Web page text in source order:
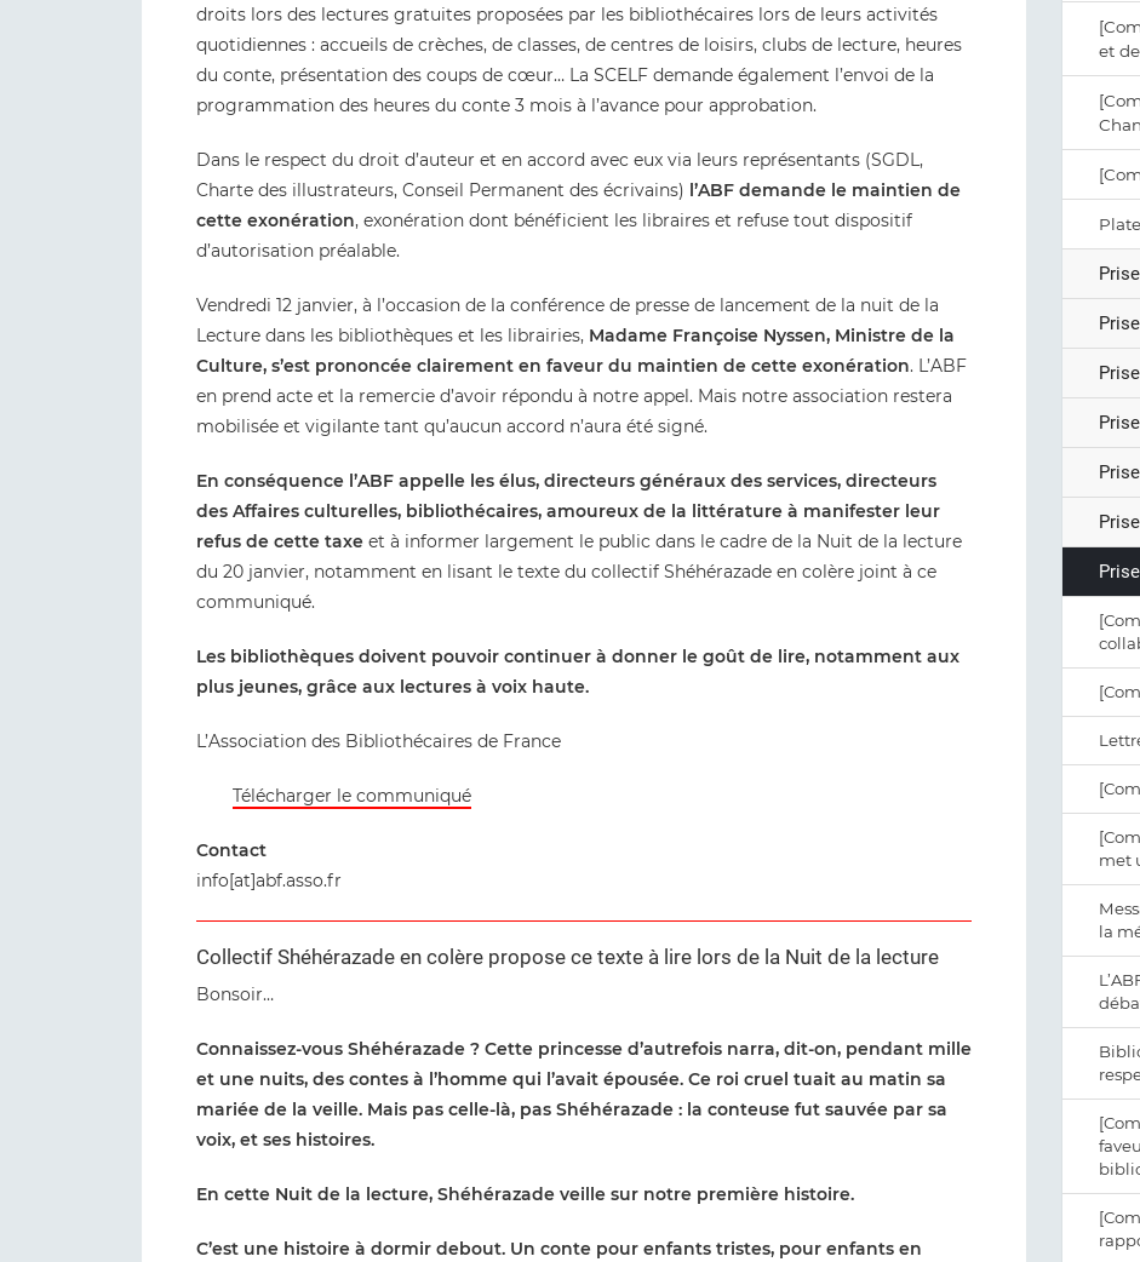
droits lors des lectures gratuites proposées par les bibliothécaires lors de leurs activités
quotidiennes : accueils de crèches, de classes, de centres de loisirs, clubs de lecture, heures
du conte, présentation des coups de cœur… La SCELF demande également l’envoi de la
programmation des heures du conte 3 mois à l’avance pour approbation.
Dans le respect du droit d’auteur et en accord avec eux via leurs représentants (SGDL,
Charte des illustrateurs, Conseil Permanent des écrivains) l’ABF demande le maintien de
cette exonération, exonération dont bénéficient les libraires et refuse tout dispositif
d’autorisation préalable.
Vendredi 12 janvier, à l’occasion de la conférence de presse de lancement de la nuit de la
Lecture dans les bibliothèques et les librairies, Madame Françoise Nyssen, Ministre de la
Culture, s’est prononcée clairement en faveur du maintien de cette exonération. L’ABF
en prend acte et la remercie d’avoir répondu à notre appel. Mais notre association restera
mobilisée et vigilante tant qu’aucun accord n’aura été signé.
En conséquence l’ABF appelle les élus, directeurs généraux des services, directeurs
des Affaires culturelles, bibliothécaires, amoureux de la littérature à manifester leur
refus de cette taxe et à informer largement le public dans le cadre de la Nuit de la lecture
du 20 janvier, notamment en lisant le texte du collectif Shéhérazade en colère joint à ce
communiqué.
Les bibliothèques doivent pouvoir continuer à donner le goût de lire, notamment aux
plus jeunes, grâce aux lectures à voix haute.
L’Association des Bibliothécaires de France
Télécharger le communiqué
Contact
info[at]abf.asso.fr
Collectif Shéhérazade en colère propose ce texte à lire lors de la Nuit de la lecture
Bonsoir…
Connaissez-vous Shéhérazade ? Cette princesse d’autrefois narra, dit-on, pendant mille
et une nuits, des contes à l’homme qui l’avait épousée. Ce roi cruel tuait au matin sa
mariée de la veille. Mais pas celle-là, pas Shéhérazade : la conteuse fut sauvée par sa
voix, et ses histoires.
En cette Nuit de la lecture, Shéhérazade veille sur notre première histoire.
C’est une histoire à dormir debout. Un conte pour enfants tristes, pour enfants en
et
met
la